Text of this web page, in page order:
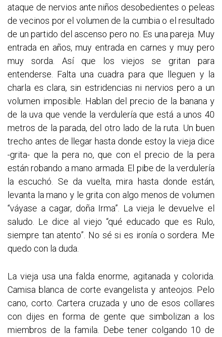
ataque de nervios ante niños desobedientes o peleas
de vecinos por el volumen de la cumbia o el resultado
de un partido del ascenso pero no. Es una pareja. Muy
entrada en años, muy entrada en carnes y muy pero
muy sorda. Así que los viejos se gritan para
entenderse. Falta una cuadra para que lleguen y la
charla es clara, sin estridencias ni nervios pero a un
volumen imposible. Hablan del precio de la banana y
de la uva que vende la verdulería que está a unos 40
metros de la parada, del otro lado de la ruta. Un buen
trecho antes de llegar hasta donde estoy la vieja dice
-grita- que la pera no, que con el precio de la pera
están robando a mano armada. El pibe de la verdulería
la escuchó. Se da vuelta, mira hasta donde están,
levanta la mano y le grita con algo menos de volumen
“váyase a cagar, doña Irma”. La vieja le devuelve el
saludo. Le dice al viejo “qué educado que es Rulo,
siempre tan atento”. No sé si es ironía o sordera. Me
quedo con la duda.
La vieja usa una falda enorme, agitanada y colorida.
Camisa blanca de corte evangelista y anteojos. Pelo
cano, corto. Cartera cruzada y uno de esos collares
con dijes en forma de gente que simbolizan a los
miembros de la famila. Debe tener colgando 10 de